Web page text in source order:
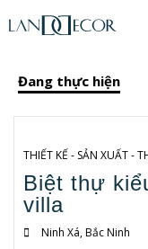
Đang thực hiện
THIẾT KẾ - SẢN XUẤT -
Biệt thự
villa
Ninh Xá, Bắc Ninh